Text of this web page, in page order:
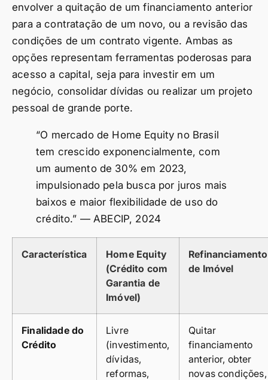
envolver a quitação de um financiamento anterior
para a contratação de um novo, ou a revisão das
condições de um contrato vigente. Ambas as
opções representam ferramentas poderosas para
acesso a capital, seja para investir em um
negócio, consolidar dívidas ou realizar um projeto
pessoal de grande porte.
“O mercado de Home Equity no Brasil
tem crescido exponencialmente, com
um aumento de 30% em 2023,
impulsionado pela busca por juros mais
baixos e maior flexibilidade de uso do
crédito.” — ABECIP, 2024
Característica
Home Equity
(Crédito com
Garantia de
Imóvel)
Refinanciamento
de Imóvel
Finalidade do
Crédito
Livre
(investimento,
dívidas,
reformas,
Quitar
financiamento
anterior, obter
novas condições,